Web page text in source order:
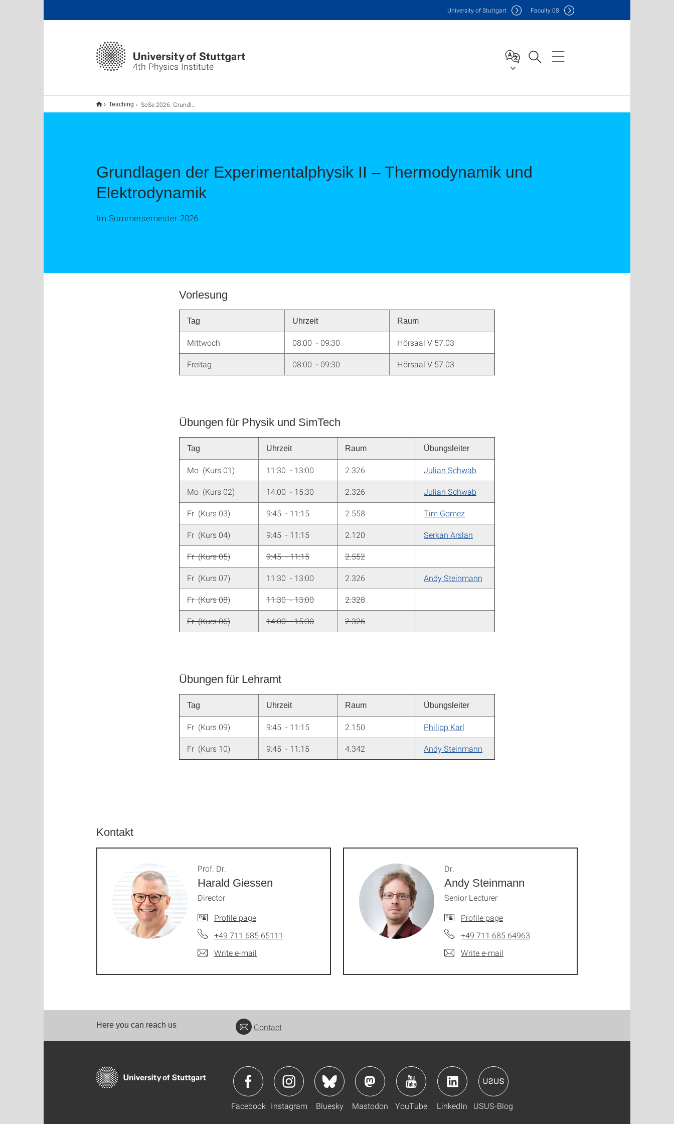
4th Physics Institute
University of Stuttgart Faculty08
Teaching SoSe 2026: Grundlagen der Experimentalphysik II – Thermodynamik und Elektrodynamik
Grundlagen der Experimentalphysik II – Thermodynamik und
Elektrodynamik
Im Sommersemester 2026
Vorlesung
Tag Uhrzeit Raum
Mittwoch 08:00 - 09:30 Hörsaal V 57.03
Freitag 08:00 - 09:30 Hörsaal V 57.03
Übungen für Physik und SimTech
Tag Uhrzeit Raum Übungsleiter
Mo (Kurs 01) 11:30 - 13:00 2.326 Julian Schwab
Mo (Kurs 02) 14:00 - 15:30 2.326 Julian Schwab
Fr (Kurs 03) 9:45 - 11:15 2.558 Tim Gomez
Fr (Kurs 04) 9:45 - 11:15 2.120 Serkan Arslan
Fr (Kurs 05) 9:45 - 11:15 2.552
Fr (Kurs 07) 11:30 - 13:00 2.326 Andy Steinmann
Fr (Kurs 08) 11:30 - 13:00 2.328
Fr (Kurs 06) 14:00 - 15:30 2.326
Übungen für Lehramt
Tag Uhrzeit Raum Übungsleiter
Fr (Kurs 09) 9:45 - 11:15 2.150 Philipp Karl
Fr (Kurs 10) 9:45 - 11:15 4.342 Andy Steinmann
Kontakt
Harald Giessen
Prof. Dr.
Director
Profile page
+49 711 685 65111
Write e-mail
Andy Steinmann
Dr.
Senior Lecturer
Profile page
+49 711 685 64963
Write e-mail
Here you can reach us Contact
Facebook Instagram Bluesky Mastodon YouTube LinkedIn USUS-Blog